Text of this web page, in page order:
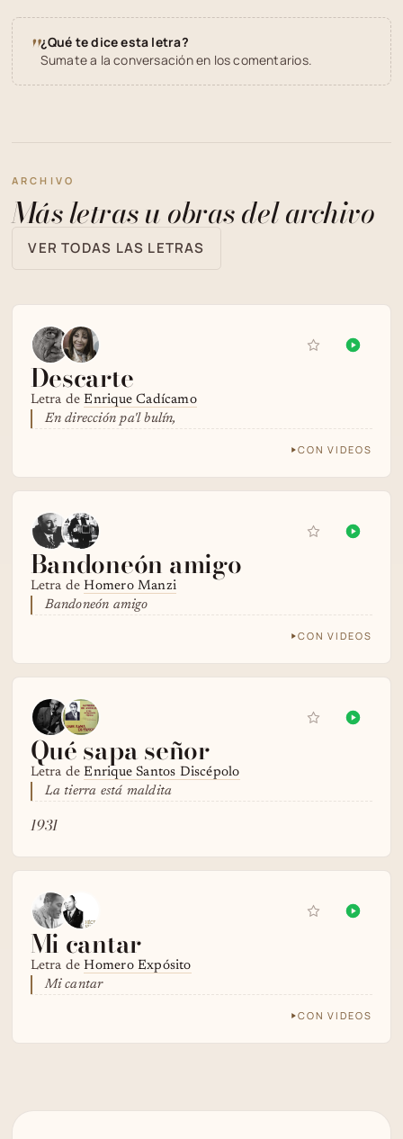
"¿Qué te dice esta letra?
Sumate a la conversación en los comentarios.
ARCHIVO
Más letras u obras del archivo
VER TODAS LAS LETRAS
Descarte
Letra deEnrique Cadícamo
En dirección pa'l bulín,
CON VIDEOS
Bandoneón amigo
Letra deHomero Manzi
Bandoneón amigo
CON VIDEOS
Qué sapa señor
Letra deEnrique Santos Discépolo
La tierra está maldita
1931
Mi cantar
Letra deHomero Expósito
Mi cantar
CON VIDEOS